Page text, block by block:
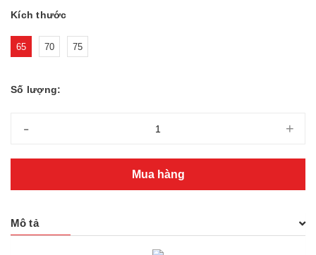
Kích thước
65 70 75
Số lượng:
- +
Mua hàng
Mô tả